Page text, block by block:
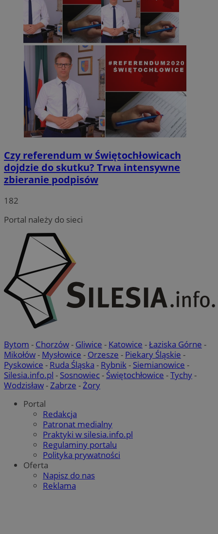
Czy referendum w Świętochłowicach
dojdzie do skutku? Trwa intensywne
zbieranie podpisów
182
Portal należy do sieci
Bytom - Chorzów- Gliwice - Katowice -Łaziska Górne -
Mikołów- Mysłowice - Orzesze - Piekary Śląskie -
Pyskowice - Ruda Śląska - Rybnik- Siemianowice -
Silesia.info.pl - Sosnowiec- Świętochłowice -Tychy-
Wodzisław-Zabrze -Żory
Portal
Redakcja
Patronat medialny
Praktyki w silesia.info.pl
Regulaminy portalu
Polityka prywatności
Oferta
Napisz do nas
Reklama